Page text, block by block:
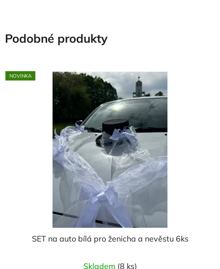
Podobné produkty
NOVINKA
SET na auto bílá pro ženicha a nevěstu 6ks
Skladem (8 ks)